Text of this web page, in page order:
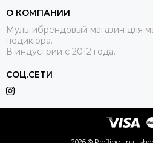
О КОМПАНИИ
Мультибрендовый магазин для
педикюра.
В индустрии с 2012 года.
СОЦ.СЕТИ